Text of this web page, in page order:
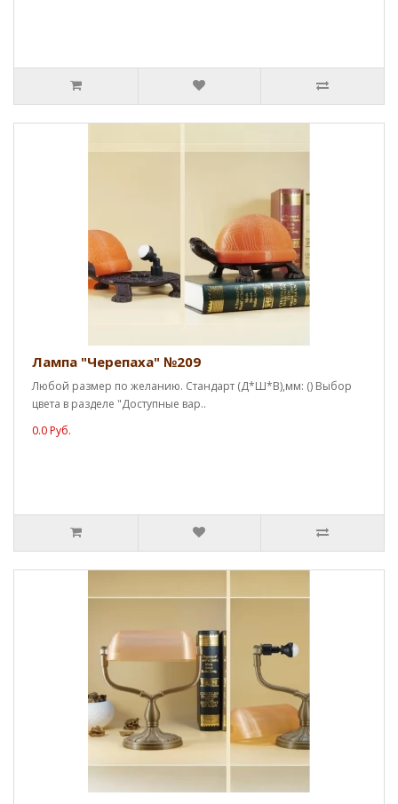
Лампа "Черепаха" №209
Любой размер по желанию. Стандарт (Д*Ш*В),мм: () Выбор
цвета в разделе "Доступные вар..
0.0 Руб.